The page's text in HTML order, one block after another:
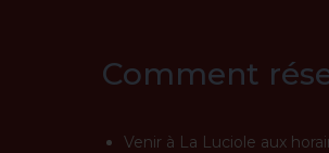
Comment
Venir à La Luciole aux